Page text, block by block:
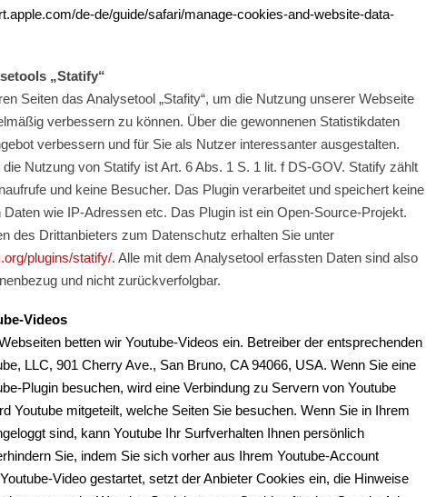
de-de/guide/safari/manage-cookies-and-website-data-
„Statify“
Seiten das Analysetool „Stafity“, um die Nutzung unserer Webseite
verbessern zu können. Über die gewonnenen Statistikdaten
verbessern und für Sie als Nutzer interessanter ausgestalten.
Nutzung von Statify ist Art. 6 Abs. 1 S. 1 lit. f DS-GOV. Statify zählt
und keine Besucher. Das Plugin verarbeitet und speichert keine
Daten wie IP-Adressen etc. Das Plugin ist ein Open-Source-Projekt.
des Drittanbieters zum Datenschutz erhalten Sie unter
plugins/statify/. Alle mit dem Analysetool erfassten Daten sind also
und nicht zurückverfolgbar.
Videos
betten wir Youtube-Videos ein. Betreiber der entsprechenden
LLC, 901 Cherry Ave., San Bruno, CA 94066, USA. Wenn Sie eine
Plugin besuchen, wird eine Verbindung zu Servern von Youtube
Youtube mitgeteilt, welche Seiten Sie besuchen. Wenn Sie in Ihrem
sind, kann Youtube Ihr Surfverhalten Ihnen persönlich
Sie, indem Sie sich vorher aus Ihrem Youtube-Account
Video gestartet, setzt der Anbieter Cookies ein, die Hinweise